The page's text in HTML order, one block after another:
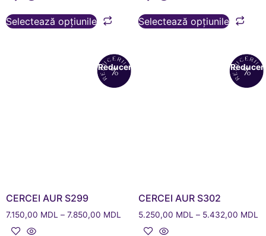
Selectează opțiunile Selectează opțiunile
Reduceri!
CERCEI AUR S299
7.150,00 MDL – 7.850,00 MDL
CERCEI AUR S302
5.250,00 MDL – 5.432,00 MDL